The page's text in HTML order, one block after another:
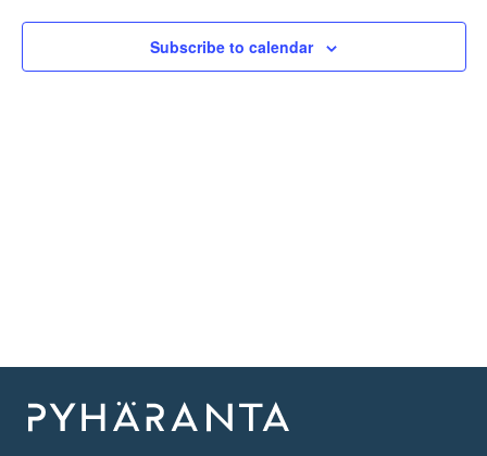
Subscribe to calendar